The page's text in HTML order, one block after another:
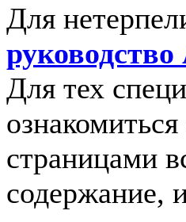
Для
Для тех
страницами
содержание,